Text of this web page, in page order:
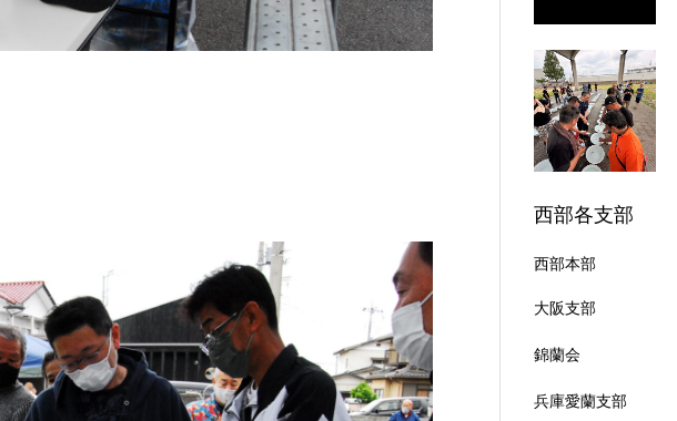
西部各支部
西部本部
大阪支部
錦蘭会
兵庫愛蘭支部